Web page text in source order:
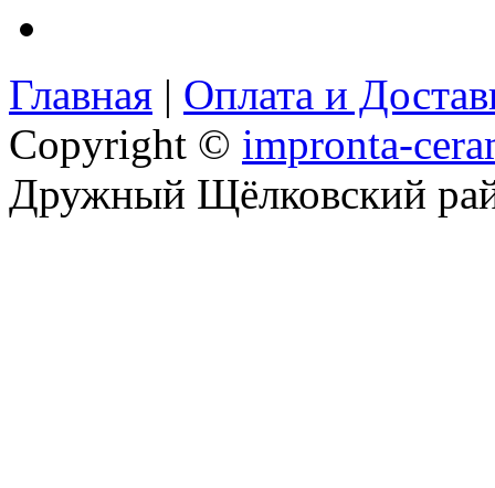
Главная | Оплата и
Copyright © impronta-
Дружный Щёлковский